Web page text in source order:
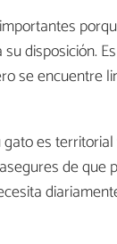
disposición.
se encuentre
es
de que